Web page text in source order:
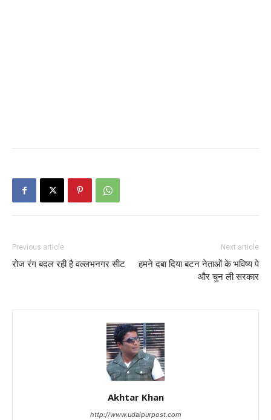
Previous article
रोज रंग बदल रही है वल्लभनगर सीट
Next article
हमने दबा दिया बटन नेताओं के भविष्य पे
और चुन ली सरकार
Akhtar Khan
http://www.udaipurpost.com